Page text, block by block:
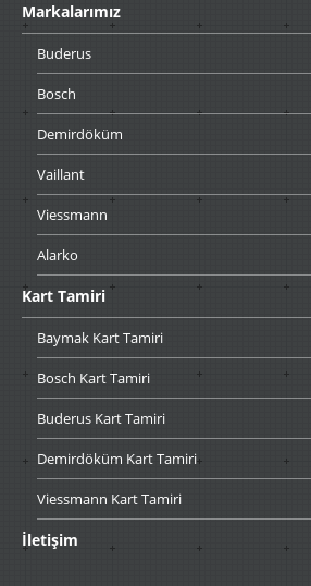
Markalarımız
Buderus
Bosch
Demirdöküm
Vaillant
Viessmann
Alarko
Kart Tamiri
Baymak Kart Tamiri
Bosch Kart Tamiri
Buderus Kart Tamiri
Demirdöküm Kart Tamiri
Viessmann Kart Tamiri
İletişim